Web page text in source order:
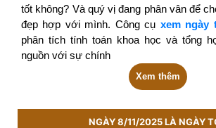
tốt không? Và quý vị đang phân vân để
đẹp hợp với mình. Công cụ xem ngày
phân tích tính toán khoa học và tổng
nguồn với sự chính
Xem thêm
NGÀY 8/11/2025 LÀ NGÀY